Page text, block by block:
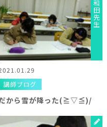
和田先生
講師ブログ
から雪が降った(≧▽≦)/